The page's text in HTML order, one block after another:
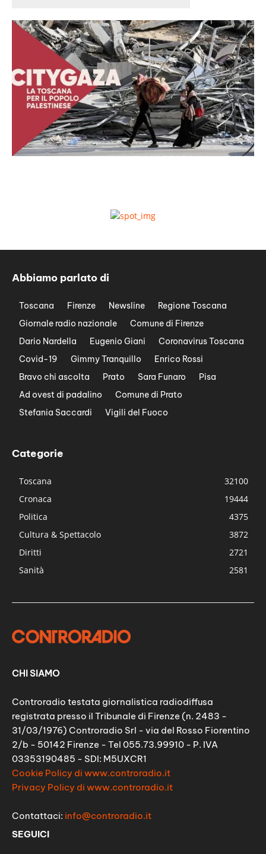
Abbiamo parlato di
Toscana Firenze Newsline
Regione Toscana
Giornale radio nazionale
Comune di Firenze
Dario Nardella
Eugenio Giani
Coronavirus Toscana
Covid-19
Gimmy Tranquillo
Enrico Rossi
Bravo chi ascolta
Prato Sara Funaro
Pisa
Ad ovest di padalino
Comune di Prato
Stefania Saccardi
Vigili del Fuoco
Categorie
Toscana
32100
Cronaca
19444
Politica
4375
Cultura & Spettacolo
3872
Diritti
2721
Sanità
2581
CHI SIAMO
Controradio testata giornalistica radiodiffusa
registrata presso il Tribunale di Firenze (n. 2483 -
31/03/1976) Controradio Srl - via del Rosso Fiorentino
2/b - 50142 Firenze - Tel 055.73.99910 - P. IVA
03353190485 - SDI: M5UXCR1
Cookie Policy di www.controradio.it
Privacy Policy di www.controradio.it
Contattaci: info@controradio.it
SEGUICI